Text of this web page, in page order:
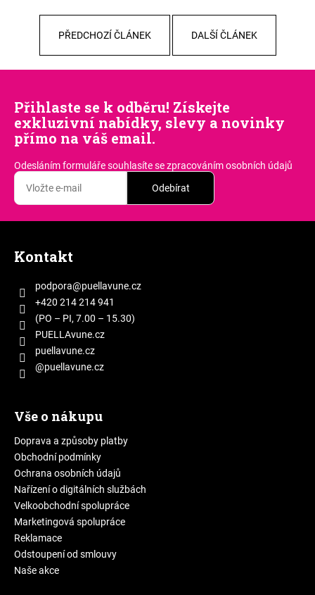
PŘEDCHOZÍ ČLÁNEK DALŠÍ ČLÁNEK
Přihlaste se k odběru! Získejte
exkluzivní nabídky, slevy a novinky
přímo na váš email.
Odesláním formuláře souhlasítese zpracováním osobních údajů
Odebírat
Kontakt
podpora@puellavune.cz
+420 214 214 941
(PO – PI, 7.00 – 15.30)
PUELLAvune.cz
puellavune.cz
@puellavune.cz
Vše o nákupu
Doprava a způsoby platby
Obchodní podmínky
Ochrana osobních údajů
Nařízení o digitálních službách
Velkoobchodní spolupráce
Marketingová spolupráce
Reklamace
Odstoupení od smlouvy
Naše akce